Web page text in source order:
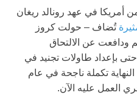
أمريكا في عهد رونالد ريغان
تُضاف – حولت كروز
عامًا إلى نجم ودافعت عن الالتحاق
بإعداد طاولات تجنيد في
تكملة ناجحة في عام